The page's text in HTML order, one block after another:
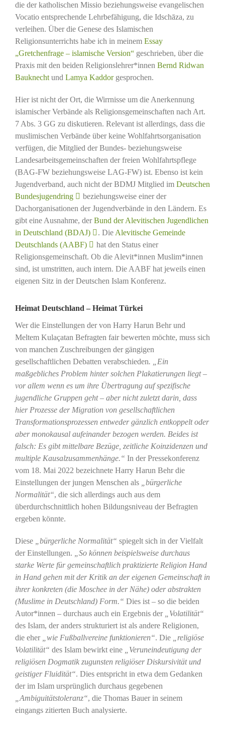
die der katholischen Missio beziehungsweise evangelischen
Vocatio entsprechende Lehrbefähigung, die Idschāza, zu
verleihen. Über die Genese des Islamischen
Religionsunterrichts habe ich in meinem Essay
„Gretchenfrage – islamische Version“geschrieben, über die
Praxis mit den beiden Religionslehrer*innen Bernd Ridwan
Bauknechtund Lamya Kaddorgesprochen.
Hier ist nicht der Ort, die Wirrnisse um die Anerkennung
islamischer Verbände als Religionsgemeinschaften nach Art.
7 Abs. 3 GG zu diskutieren. Relevant ist allerdings, dass die
muslimischen Verbände über keine Wohlfahrtsorganisation
verfügen, die Mitglied der Bundes- beziehungsweise
Landesarbeitsgemeinschaften der freien Wohlfahrtspflege
(BAG-FW beziehungsweise LAG-FW) ist. Ebenso ist kein
Jugendverband, auch nicht der BDMJ Mitglied im Deutschen
Bundesjugendring
beziehungsweise einer der
Dachorganisationen der Jugendverbände in den Ländern. Es
gibt eine Ausnahme, derBund der Alevitischen Jugendlichen
in Deutschland (BDAJ)
. DieAlevitische Gemeinde
Deutschlands (AABF)
hat den Status einer
Religionsgemeinschaft. Ob die Alevit*innen Muslim*innen
sind, ist umstritten, auch intern. Die AABF hat jeweils einen
eigenen Sitz in der Deutschen Islam Konferenz.
Heimat Deutschland – Heimat Türkei
Wer die Einstellungen der von Harry Harun Behr und
Meltem Kulaçatan Befragten fair bewerten möchte, muss sich
von manchen Zuschreibungen der gängigen
gesellschaftlichen Debatten verabschieden. „Ein
maßgebliches Problem hinter solchen Plakatierungen liegt –
vor allem wenn es um ihre Übertragung auf spezifische
jugendliche Gruppen geht – aber nicht zuletzt darin, dass
hier Prozesse der Migration von gesellschaftlichen
Transformationsprozessen entweder gänzlich entkoppelt oder
aber monokausal aufeinander bezogen werden. Beides ist
falsch: Es gibt mittelbare Bezüge, zeitliche Koinzidenzen und
multiple Kausalzusammenhänge.“ In der Pressekonferenz
vom 18. Mai 2022 bezeichnete Harry Harun Behr die
Einstellungen der jungen Menschen als „bürgerliche
Normalität“, die sich allerdings auch aus dem
überdurchschnittlich hohen Bildungsniveau der Befragten
ergeben könnte.
Diese „bürgerliche Normalität“ spiegelt sich in der Vielfalt
der Einstellungen. „So können beispielsweise durchaus
starke Werte für gemeinschaftlich praktizierte Religion Hand
in Hand gehen mit der Kritik an der eigenen Gemeinschaft in
ihrer konkreten (die Moschee in der Nähe) oder abstrakten
(Muslime in Deutschland) Form.“ Dies ist – so die beiden
Autor*innen – durchaus auch ein Ergebnis der „Volatilität“
des Islam, der anders strukturiert ist als andere Religionen,
die eher „wie Fußballvereine funktionieren“. Die „religiöse
Volatilität“ des Islam bewirkt eine „Veruneindeutigung der
religiösen Dogmatik zugunsten religiöser Diskursivität und
geistiger Fluidität“. Dies entspricht in etwa dem Gedanken
der im Islam ursprünglich durchaus gegebenen
„Ambiguitätstoleranz“, die Thomas Bauer in seinem
eingangs zitierten Buch analysierte.